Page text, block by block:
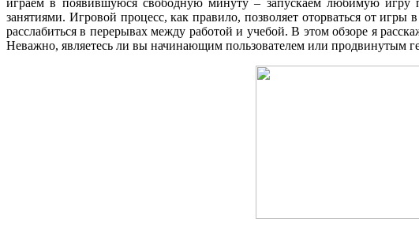
играем в появившуюся свободную минуту – запускаем любимую игру
занятиями. Игровой процесс, как правило, позволяет оторваться от
расслабиться в перерывах между работой и учебой. В этом обзоре я
Неважно, являетесь ли вы начинающим пользователем или продвинутым